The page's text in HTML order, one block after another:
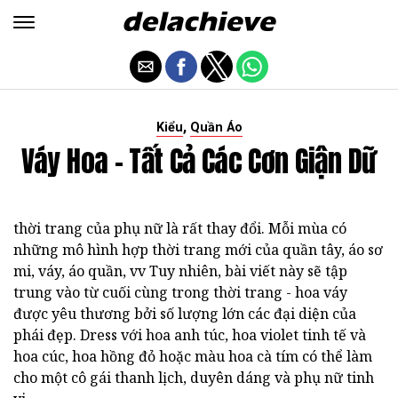
Kiểu, Quần Áo
Váy Hoa - Tất Cả Các Cơn Giận Dữ
thời trang của phụ nữ là rất thay đổi. Mỗi mùa có
những mô hình hợp thời trang mới của quần tây, áo sơ
mi, váy, áo quần, vv Tuy nhiên, bài viết này sẽ tập
trung vào từ cuối cùng trong thời trang - hoa váy
được yêu thương bởi số lượng lớn các đại diện của
phái đẹp. Dress với hoa anh túc, hoa violet tinh tế và
hoa cúc, hoa hồng đỏ hoặc màu hoa cà tím có thể làm
cho một cô gái thanh lịch, duyên dáng và phụ nữ tinh